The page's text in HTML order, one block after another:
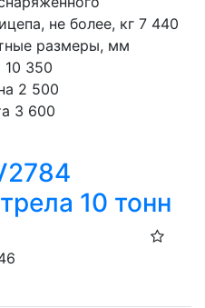
не более, кг 7 440
размеры, мм
10 350
2 500
3 600
10 тонн